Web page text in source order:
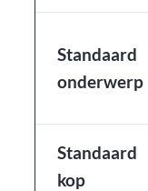
Standaard
onderwerp
Standaard
kop